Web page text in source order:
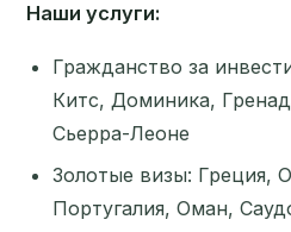
Наши услуги:
Гражданство за
Китс, Доминика,
Сьерра-Леоне
Золотые визы: Греция,
Португалия, Оман,